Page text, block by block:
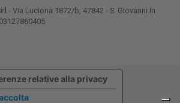
- Via Luciona 1872/b, 47842 - S. Giovanni In
relative alla privacy